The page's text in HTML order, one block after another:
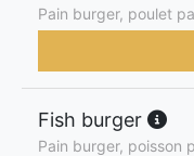
Pain burger, poulet
Fish burger
Pain burger, poisson